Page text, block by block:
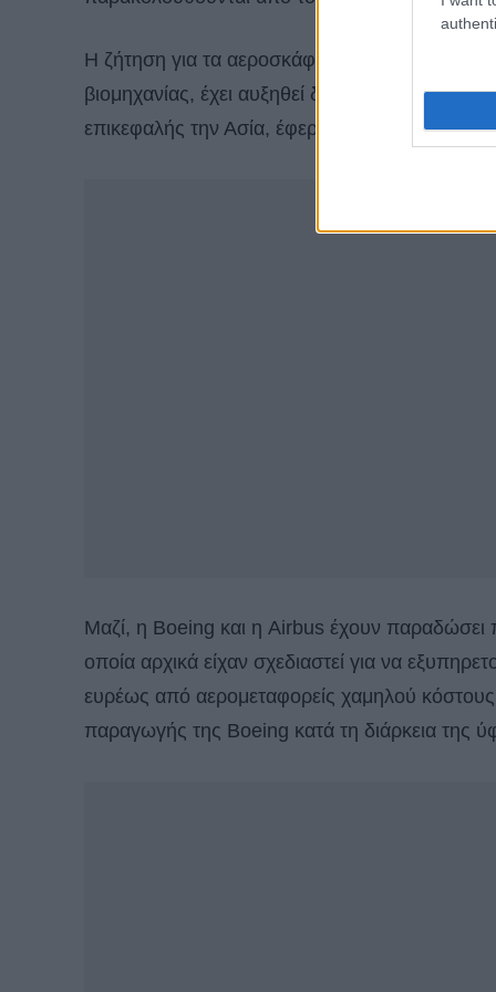
Η ζήτηση για τα αεροσκάφη A320 και 737, τα
βιομηχανίας, έχει αυξηθεί δραματικά τα
επικεφαλής την Ασία, έφερε δεκάδες
Μαζί, η Boeing και η Airbus έχουν
οποία αρχικά είχαν σχεδιαστεί για να
ευρέως από αερομεταφορείς χαμηλού
παραγωγής της Boeing κατά τη διάρκεια της